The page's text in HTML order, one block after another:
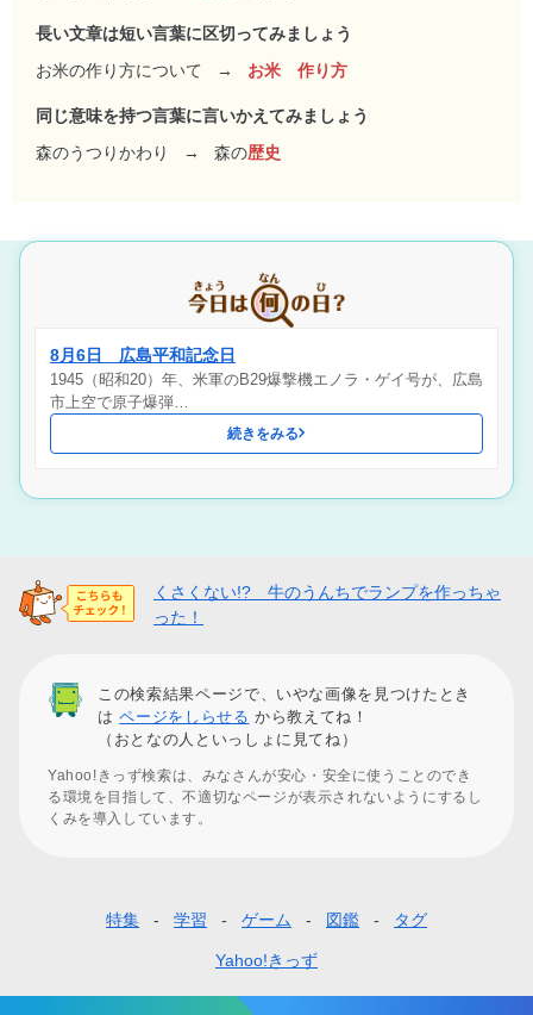
長い文章は短い言葉に区切ってみましょう
お米の作り方について
→ お米 作り方
同じ意味を持つ言葉に言いかえてみましょう
森のうつりかわり
→ 森の歴史
8月6日 広島平和記念日
1945（昭和20）年、米軍のB29爆撃機エノラ・ゲイ号が、広島
市上空で原子爆弾…
続きをみる
くさくない!? 牛のうんちでランプを作っちゃ
った！
この検索結果ページで、いやな画像を見つけたとき
はページをしらせる から教えてね！
（おとなの人といっしょに見てね）
Yahoo!きっず検索は、みなさんが安心・安全に使うことのでき
る環境を目指して、不適切なページが表示されないようにするし
くみを導入しています。
タ
特集 学習 ゲーム 図鑑 タグ
Yahoo!きっず